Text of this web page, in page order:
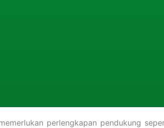
perlengkapan pendukung